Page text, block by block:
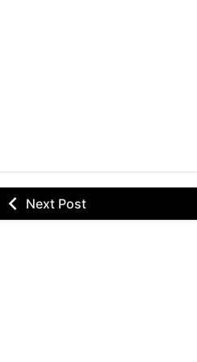
Next Post